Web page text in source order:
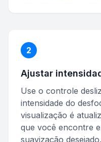
2
Ajustar
Use o controle
intensidade do
visualização é
que você encontre
suavização desejado.